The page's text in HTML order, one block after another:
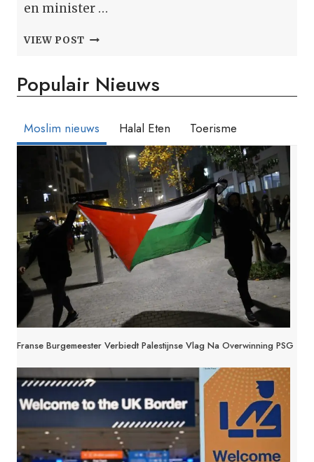
en minister …
VIEW POST ISRAËLSE
GROOTSCHALIGE
AANVAL
GAZA
UIT,
200
DODEN
Populair Nieuws
Moslim nieuws Halal Eten Toerisme
Franse Burgemeester Verbiedt Palestijnse Vlag Na Overwinning PSG